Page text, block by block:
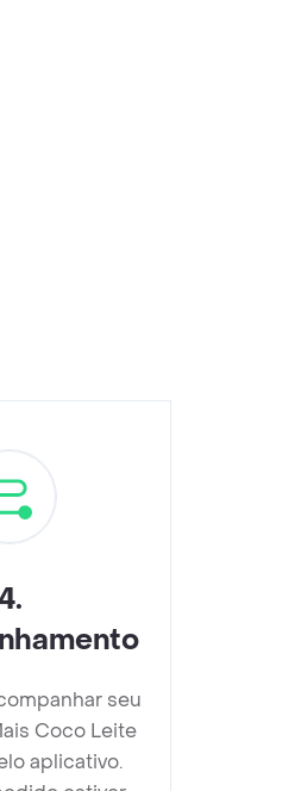
.
seu
Coco Leite
aplicativo.